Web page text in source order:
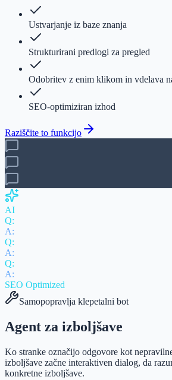
Ustvarjanje iz baze znanja
Strukturirani predlogi za pregled
Odobritev z enim klikom in vdelava
SEO-optimiziran izhod
Raziščite to funkcijo
AI
Q:
A:
Q:
A:
Q:
A:
SEO Optimized
Samopopravlja klepetalni bot
Agent za izboljšave
Ko stranke označijo odgovore kot
izboljšave začne interaktiven dialog, da
konkretne izboljšave.